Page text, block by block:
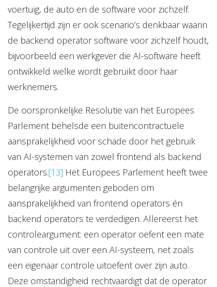
voertuig, de auto en de software voor zichzelf.
Tegelijkertijd zijn er ook scenario’s denkbaar waarin
de backend operator software voor zichzelf houdt,
bijvoorbeeld een werkgever die AI-software heeft
ontwikkeld welke wordt gebruikt door haar
werknemers.
De oorspronkelijke Resolutie van het Europees
Parlement behelsde een buitencontractuele
aansprakelijkheid voor schade door het gebruik
van AI-systemen van zowel frontend als backend
operators.[13] Het Europees Parlement heeft twee
belangrijke argumenten geboden om
aansprakelijkheid van frontend operators én
backend operators te verdedigen. Allereerst het
controleargument: een operator oefent een mate
van controle uit over een AI-systeem, net zoals
een eigenaar controle uitoefent over zijn auto.
Deze omstandigheid rechtvaardigt dat de operator